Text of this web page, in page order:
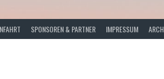
SPONSOREN & PARTNER IMPRESSUM